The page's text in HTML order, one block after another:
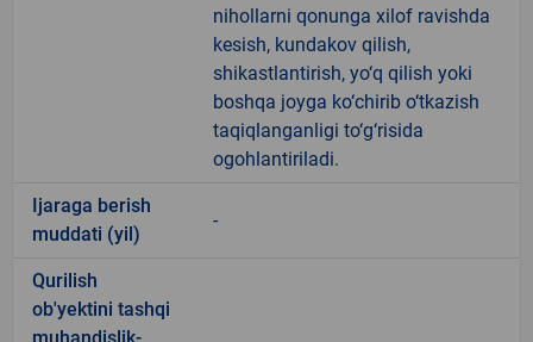
nihollarni qonunga xilof ravishda
kesish, kundakov qilish,
shikastlantirish, yo‘q qilish yoki
boshqa joyga ko‘chirib o‘tkazish
taqiqlanganligi to‘g‘risida
ogohlantiriladi.
Ijaraga berish
muddati (yil)
-
Qurilish
ob'yektini tashqi